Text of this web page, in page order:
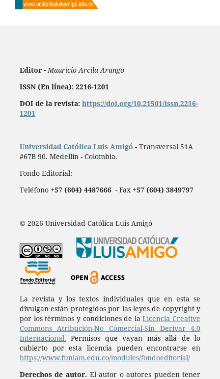
Editor -Mauricio Arcila Arango
ISSN (En línea): 2216-1201
DOI de la revista: https://doi.org/10.21501/issn.2216-
1201
Universidad Católica Luis Amigó - Transversal 51A
#67B 90. Medellín - Colombia.
Fondo Editorial:
Teléfono +57 (604) 4487666- Fax +57 (604) 3849797
© 2026 Universidad Católica Luis Amigó
La revista y los textos individuales que en esta se
divulgan están protegidos por las leyes de copyright y
por los términos y condiciones de laLicencia Creative
Commons Atribución-No Comercial-Sin Derivar 4.0
Internacional. Permisos que vayan más allá de lo
cubierto por esta licencia pueden encontrarse en
https://www.funlam.edu.co/modules/fondoeditorial/
Derechos de autor. El autor o autores pueden tener